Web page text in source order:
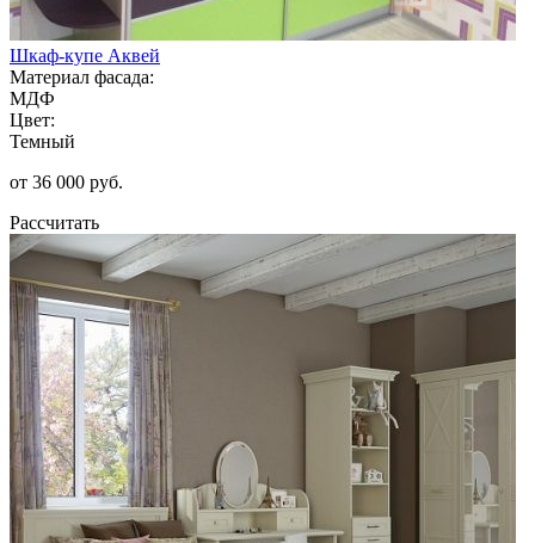
Шкаф-купе Аквей
Материал фасада:
МДФ
Цвет:
Темный
от 36 000 руб.
Рассчитать